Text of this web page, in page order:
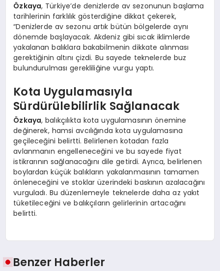
Özkaya, Türkiye’de denizlerde av sezonunun başlama
tarihlerinin farklılık gösterdiğine dikkat çekerek,
“Denizlerde av sezonu artık bütün bölgelerde aynı
dönemde başlayacak. Akdeniz gibi sıcak iklimlerde
yakalanan balıklara bakabilmenin dikkate alınması
gerektiğinin altını çizdi. Bu sayede teknelerde buz
bulundurulması gerekliliğine vurgu yaptı.
Kota Uygulamasıyla
Sürdürülebilirlik Sağlanacak
Özkaya, balıkçılıkta kota uygulamasının önemine
değinerek, hamsi avcılığında kota uygulamasına
geçileceğini belirtti. Belirlenen kotadan fazla
avlanmanın engelleneceğini ve bu sayede fiyat
istikrarının sağlanacağını dile getirdi. Ayrıca, belirlenen
boylardan küçük balıkların yakalanmasının tamamen
önleneceğini ve stoklar üzerindeki baskının azalacağını
vurguladı. Bu düzenlemeyle teknelerde daha az yakıt
tüketileceğini ve balıkçıların gelirlerinin artacağını
belirtti.
Benzer Haberler